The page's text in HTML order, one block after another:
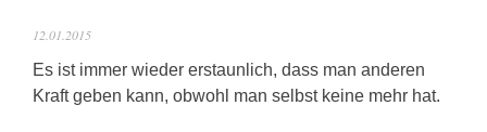
12.01.2015
Es ist immer wieder erstaunlich, dass man anderen
Kraft geben kann, obwohl man selbst keine mehr hat.